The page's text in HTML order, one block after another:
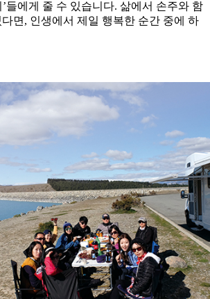
들에게 줄 수 있습니다. 삶에서 손주와 함
면, 인생에서 제일 행복한 순간 중에 하